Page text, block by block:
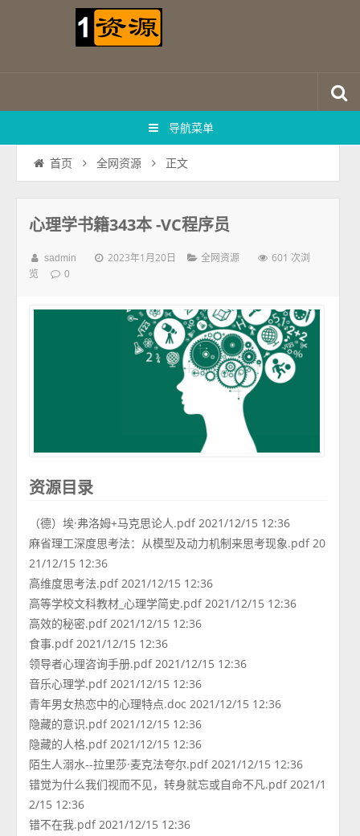
导航菜单
首页 全网资源 正文
心理学书籍343本 -VC程序员
sadmin 2023年1月20日 全网资源
601 次浏
览
0
资源目录
（德）埃·弗洛姆+马克思论人.pdf 2021/12/15 12:36
麻省理工深度思考法：从模型及动力机制来思考现象.pdf 20
21/12/15 12:36
高维度思考法.pdf 2021/12/15 12:36
高等学校文科教材_心理学简史.pdf 2021/12/15 12:36
高效的秘密.pdf 2021/12/15 12:36
食事.pdf 2021/12/15 12:36
领导者心理咨询手册.pdf 2021/12/15 12:36
音乐心理学.pdf 2021/12/15 12:36
青年男女热恋中的心理特点.doc 2021/12/15 12:36
隐藏的意识.pdf 2021/12/15 12:36
隐藏的人格.pdf 2021/12/15 12:36
陌生人溺水--拉里莎·麦克法夸尔.pdf 2021/12/15 12:36
错觉为什么我们视而不见，转身就忘或自命不凡.pdf 2021/1
2/15 12:36
错不在我.pdf 2021/12/15 12:36